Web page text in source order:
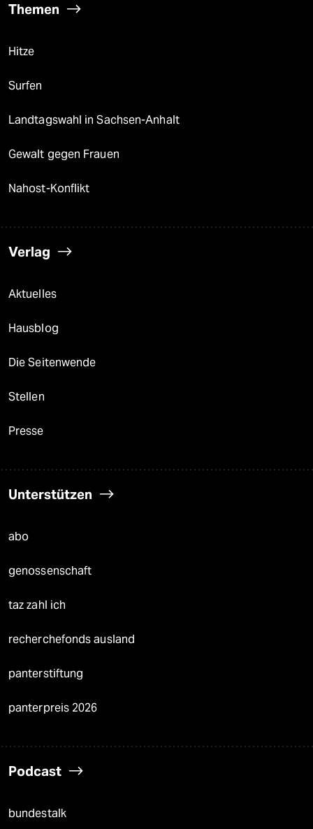
Themen
Hitze
Surfen
Landtagswahl in Sachsen-Anhalt
Gewalt gegen Frauen
Nahost-Konflikt
Verlag
Aktuelles
Hausblog
Die Seitenwende
Stellen
Presse
Unterstützen
abo
genossenschaft
taz zahl ich
recherchefonds ausland
panterstiftung
panterpreis 2026
Podcast
bundestalk